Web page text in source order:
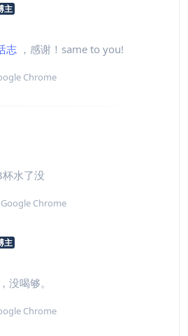
主
志 ，感谢！same to you!
Chrome
水了没
Chrome
主
，没喝够。
Chrome